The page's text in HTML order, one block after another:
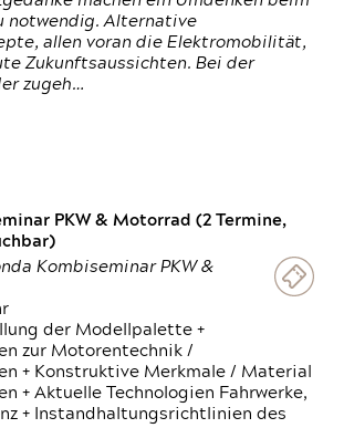
notwendig. Alternative
allen voran die Elektromobilität,
Zukunftsaussichten. Bei der
zugeh…
PKW & Motorrad (2 Termine,
Kombiseminar PKW &
der Modellpalette +
zur Motorentechnik /
+ Konstruktive Merkmale / Material
+ Aktuelle Technologien Fahrwerke,
+ Instandhaltungsrichtlinien des